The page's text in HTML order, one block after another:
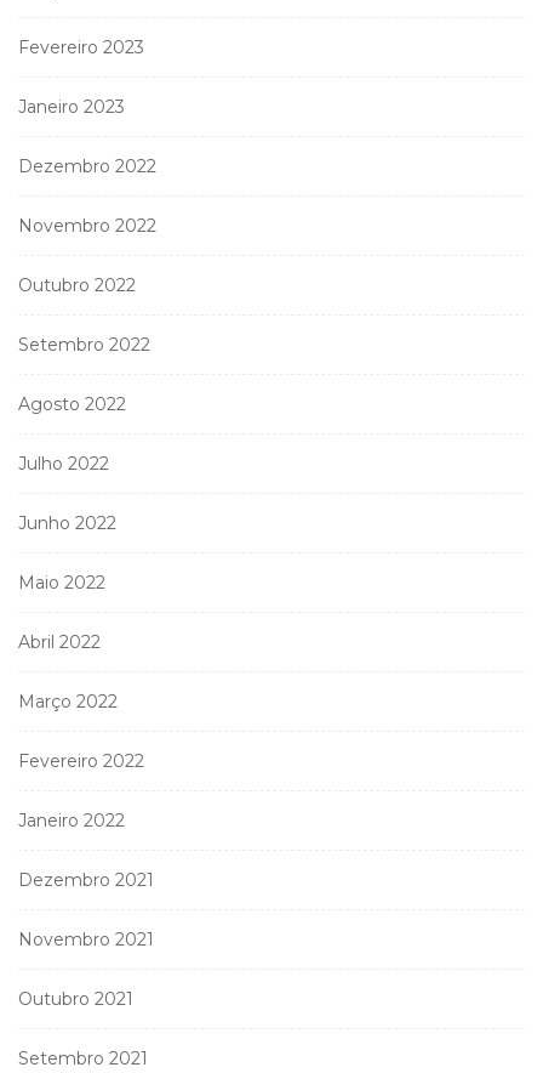
Fevereiro 2023
Janeiro 2023
Dezembro 2022
Novembro 2022
Outubro 2022
Setembro 2022
Agosto 2022
Julho 2022
Junho 2022
Maio 2022
Abril 2022
Março 2022
Fevereiro 2022
Janeiro 2022
Dezembro 2021
Novembro 2021
Outubro 2021
Setembro 2021